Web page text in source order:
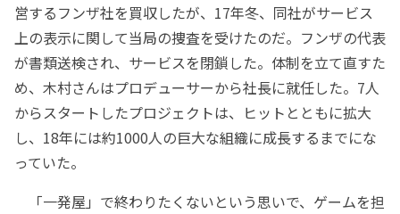
営するフンザ社を買収したが、17年冬、同社がサービス
上の表示に関して当局の捜査を受けたのだ。フンザの代表
が書類送検され、サービスを閉鎖した。体制を立て直すた
め、木村さんはプロデューサーから社長に就任した。7人
からスタートしたプロジェクトは、ヒットとともに拡大
し、18年には約1000人の巨大な組織に成長するまでにな
っていた。
「一発屋」で終わりたくないという思いで、ゲームを担